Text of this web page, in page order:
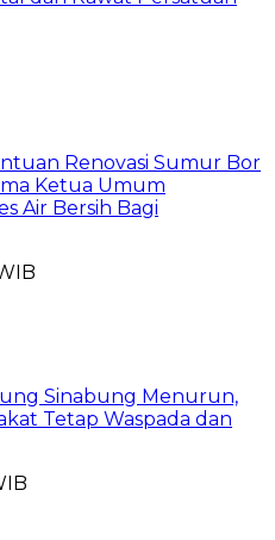
Renovasi Sumur Bor
Ketua Umum
Air Bersih Bagi
Sinabung Menurun,
Tetap Waspada dan